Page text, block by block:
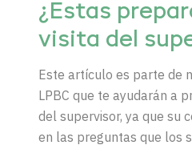
¿Estas
visita del
Este artículo es parte de
LPBC que te ayudarán a
del supervisor, ya que su
en las preguntas que los